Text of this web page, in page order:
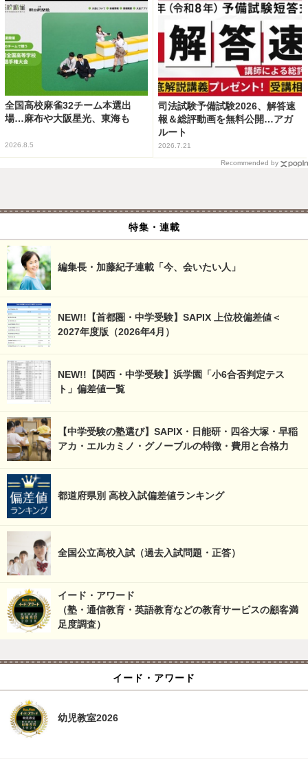
全国高校麻雀32チーム本選出
場…麻布や大阪星光、東海も
2026.8.5
司法試験予備試験2026、解答速
報＆総評動画を無料公開…アガ
ルート
2026.7.21
Recommended by
特集・連載
編集長・加藤紀子連載「今、会いたい人」
NEW!!【首都圏・中学受験】SAPIX 上位校偏差値＜
2027年度版（2026年4月）
NEW!!【関西・中学受験】浜学園「小6合否判定テス
ト」偏差値一覧
【中学受験の塾選び】SAPIX・日能研・四谷大塚・早稲
アカ・エルカミノ・グノーブルの特徴・費用と合格力
都道府県別 高校入試偏差値ランキング
全国公立高校入試（過去入試問題・正答）
イード・アワード
（塾・通信教育・英語教育などの教育サービスの顧客満
足度調査）
イード・アワード
幼児教室2026